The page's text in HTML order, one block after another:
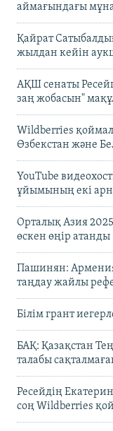
аймағындағы
Қайрат
жылдан кейін
АҚШ сенаты
заң жобасын"
Wildberries
Өзбекстан және
YouTube
ұйымының екі
Орталық Азия
өскен өңір атанды
Пашинян:
таңдау жайлы
Білім грант
БАҚ: Қазақстан
талабы
Ресейдің
соң Wildberries